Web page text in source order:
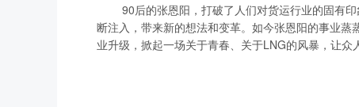
90后的张恩阳，打破了人们对货运行业的固有印
断注入，带来新的想法和变革。如今张恩阳的事业
业升级，掀起一场关于青春、关于LNG的风暴，让众